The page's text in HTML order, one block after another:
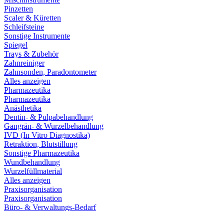
Pinzetten
Scaler & Küretten
Schleifsteine
Sonstige Instrumente
Spiegel
Trays & Zubehör
Zahnreiniger
Zahnsonden, Paradontometer
Alles anzeigen
Pharmazeutika
Pharmazeutika
Anästhetika
Dentin- & Pulpabehandlung
Gangrän- & Wurzelbehandlung
IVD (In Vitro Diagnostika)
Retraktion, Blutstillung
Sonstige Pharmazeutika
Wundbehandlung
Wurzelfüllmaterial
Alles anzeigen
Praxisorganisation
Praxisorganisation
Büro- & Verwaltungs-Bedarf